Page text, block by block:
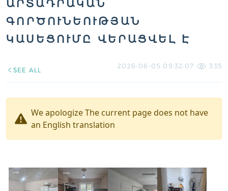
ԱՐՏԱԴՐԱԿԱՆ
ԳՈՐԾՈՒՆԵՈՒԹՅԱՆ
ԿԱՍԵՑՈՒՄԸ ՎԵՐԱՑՎԵԼ Է
SEE ALL
2026-06-05 09:32:07 335
We apologize The current page does not have
an English translation